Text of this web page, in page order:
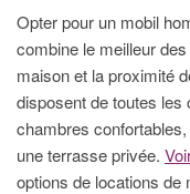
Opter pour un mobil
combine le meilleur
maison et la proximité
disposent de toutes
chambres
une terrasse privée.
options de locations de